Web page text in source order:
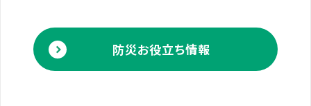
防災お役立ち情報